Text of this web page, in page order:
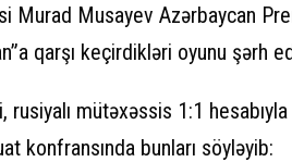
Murad Musayev Azərbaycan
qarşı keçirdikləri oyunu şərh
rusiyalı mütəxəssis 1:1
konfransında bunları söyləyib: